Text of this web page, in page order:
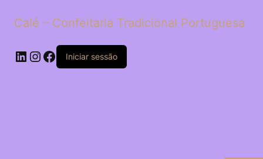
Calé – Confeitaria Tradicional Portuguesa
LinkedIn
Instagram
Facebook
Iniciar sessão